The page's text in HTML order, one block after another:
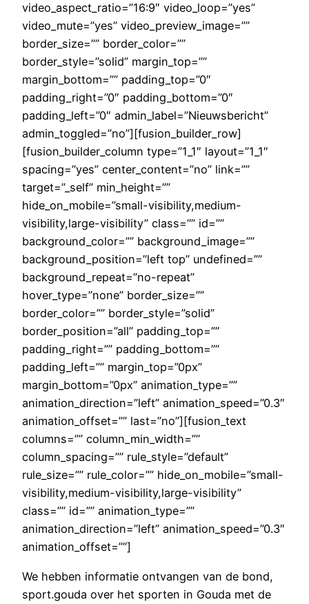
video_aspect_ratio=”16:9″ video_loop=”yes”
video_mute=”yes” video_preview_image=””
border_size=”” border_color=””
border_style=”solid” margin_top=””
margin_bottom=”” padding_top=”0″
padding_right=”0″ padding_bottom=”0″
padding_left=”0″ admin_label=”Nieuwsbericht”
admin_toggled=”no”][fusion_builder_row]
[fusion_builder_column type=”1_1″ layout=”1_1″
spacing=”yes” center_content=”no” link=””
target=”_self” min_height=””
hide_on_mobile=”small-visibility,medium-
visibility,large-visibility” class=”” id=””
background_color=”” background_image=””
background_position=”left top” undefined=””
background_repeat=”no-repeat”
hover_type=”none” border_size=””
border_color=”” border_style=”solid”
border_position=”all” padding_top=””
padding_right=”” padding_bottom=””
padding_left=”” margin_top=”0px”
margin_bottom=”0px” animation_type=””
animation_direction=”left” animation_speed=”0.3″
animation_offset=”” last=”no”][fusion_text
columns=”” column_min_width=””
column_spacing=”” rule_style=”default”
rule_size=”” rule_color=”” hide_on_mobile=”small-
visibility,medium-visibility,large-visibility”
class=”” id=”” animation_type=””
animation_direction=”left” animation_speed=”0.3″
animation_offset=””]
We hebben informatie ontvangen van de bond,
sport.gouda over het sporten in Gouda met de